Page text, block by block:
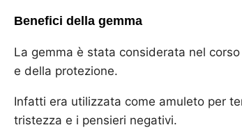
Benefici della gemma
La gemma è stata considerata nel
e della protezione.
Infatti era utilizzata come amuleto per
tristezza e i pensieri negativi.